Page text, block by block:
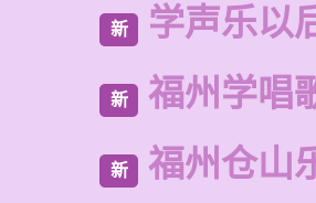
新 学声乐以
新 福州学唱
新 福州仓山